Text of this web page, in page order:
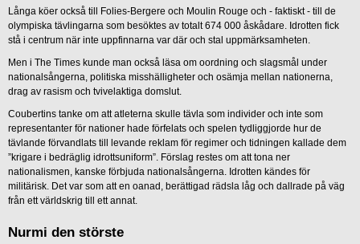
Långa köer också till Folies-Bergere och Moulin Rouge och - faktiskt - till de
olympiska tävlingarna som besöktes av totalt 674 000 åskådare. Idrotten fick
stå i centrum när inte uppfinnarna var där och stal uppmärksamheten.
Men i The Times kunde man också läsa om oordning och slagsmål under
nationalsångerna, politiska misshälligheter och osämja mellan nationerna,
drag av rasism och tvivelaktiga domslut.
Coubertins tanke om att atleterna skulle tävla som individer och inte som
representanter för nationer hade förfelats och spelen tydliggjorde hur de
tävlande förvandlats till levande reklam för regimer och tidningen kallade dem
”krigare i bedräglig idrottsuniform”. Förslag restes om att tona ner
nationalismen, kanske förbjuda nationalsångerna. Idrotten kändes för
militärisk. Det var som att en oanad, berättigad rädsla låg och dallrade på väg
från ett världskrig till ett annat.
Nurmi den störste